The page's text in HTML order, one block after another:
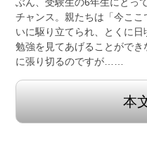
チャンス。親たちは「今こ
いに駆り立てられ、とくに
勉強を見てあげることがで
に張り切るのですが……
本